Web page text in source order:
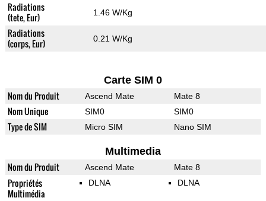
Radiations
(tete, Eur)
1.46 W/Kg
Radiations
(corps, Eur)
0.21 W/Kg
Carte SIM 0
Nom du Produit Ascend Mate Mate 8
Nom Unique SIM0 SIM0
Type de SIM Micro SIM Nano SIM
Multimedia
Nom du Produit Ascend Mate Mate 8
Propriétés
Multimédia
DLNA DLNA